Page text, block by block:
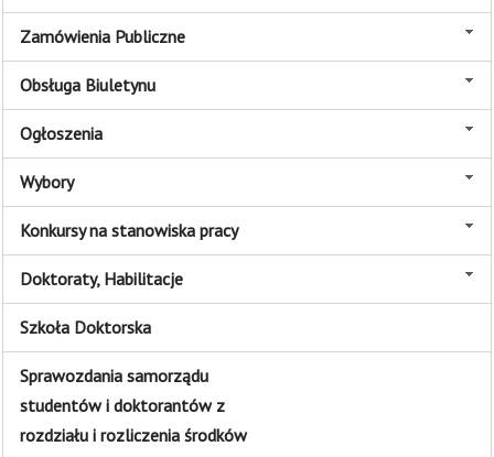
Zamówienia Publiczne
Obsługa Biuletynu
Ogłoszenia
Wybory
Konkursy na stanowiska pracy
Doktoraty, Habilitacje
Szkoła Doktorska
Sprawozdania samorządu
studentów i doktorantów z
rozdziału i rozliczenia środków